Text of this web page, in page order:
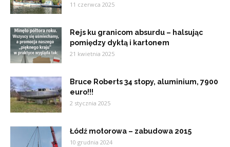
11 czerwca 2025
Rejs ku granicom absurdu – halsując
pomiędzy dyktą i kartonem
21 kwietnia 2025
Bruce Roberts 34 stopy, aluminium, 7900
euro!!!
2 stycznia 2025
Łódź motorowa – zabudowa 2015
10 grudnia 2024